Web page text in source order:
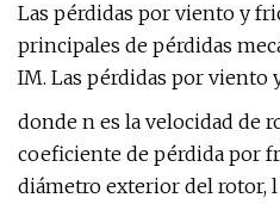
Las pérdidas por viento y
principales de pérdidas
IM. Las pérdidas por viento
donde n es la velocidad de
coeficiente de pérdida por
diámetro exterior del rotor,